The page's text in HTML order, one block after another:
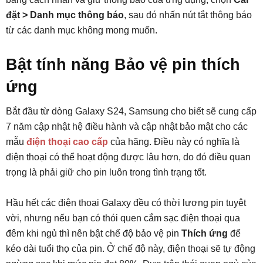
đặt > Danh mục thông báo, sau đó nhấn nút tắt thông báo
từ các danh mục không mong muốn.
Bật tính năng Bảo vệ pin thích
ứng
Bắt đầu từ dòng Galaxy S24, Samsung cho biết sẽ cung cấp
7 năm cập nhật hệ điều hành và cập nhật bảo mật cho các
mẫu điện thoại cao cấp của hãng. Điều này có nghĩa là
điện thoại có thể hoạt động được lâu hơn, do đó điều quan
trọng là phải giữ cho pin luôn trong tình trạng tốt.
Hầu hết các điện thoại Galaxy đều có thời lượng pin tuyệt
vời, nhưng nếu bạn có thói quen cắm sạc điện thoại qua
đêm khi ngủ thì nên bật chế độ bảo vệ pin Thích ứng để
kéo dài tuổi thọ của pin. Ở chế độ này, điện thoại sẽ tự động